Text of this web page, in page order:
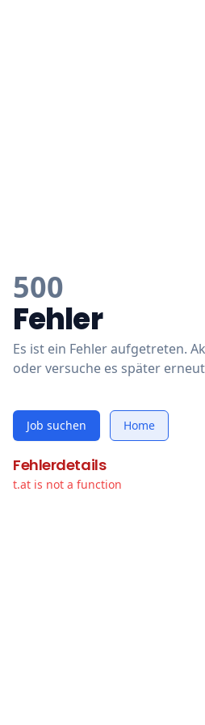
500
Fehler
Es ist ein Fehler aufgetreten.
oder versuche es später
Job suchen Home
Fehlerdetails
t.at is not a function